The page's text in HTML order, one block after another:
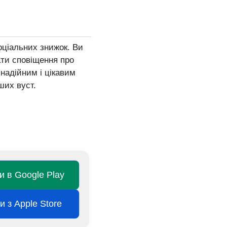
знижок. Ви
сповіщення про
і цікавим
вуст.
в Google Play
з Apple Store